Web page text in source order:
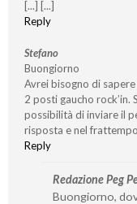
[...] [...]
Reply
Stefano
Buongiorno
Avrei bisogno di
2 posti gaucho rock’in.
possibilità di inviare il
risposta e nel
Reply
Redazione Peg
Buongiorno,